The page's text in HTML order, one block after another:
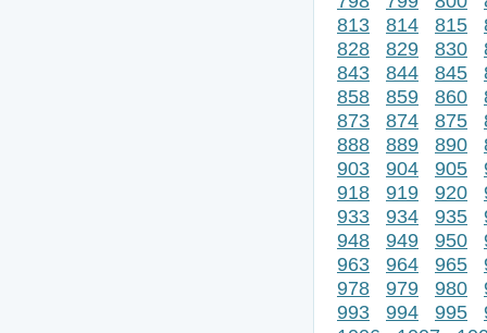
813
814 815
828
829 830
843
844 845
858
859 860
873
874 875
888
889 890
903
904 905
918
919 920
933
934 935
948
949 950
963
964 965
978
979 980
993
994 995